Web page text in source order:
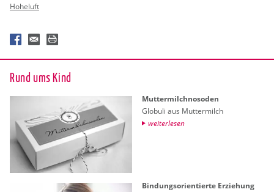
Hoheluft
Rund ums Kind
Mut­ter­milch­no­so­den
Glo­bu­li aus Mut­ter­milch
wei­ter­le­sen
Bin­dungs­ori­en­tier­te Er­zie­hung